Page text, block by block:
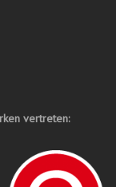
vertreten: